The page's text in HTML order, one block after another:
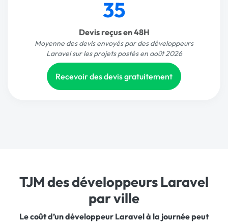
35
Devis reçus en 48H
Moyenne des devis envoyés par des développeurs
Laravel sur les projets postés en août 2026
Recevoir des devis gratuitement
TJM des développeurs Laravel
par ville
Le coût d’un développeur Laravel à la journée peut